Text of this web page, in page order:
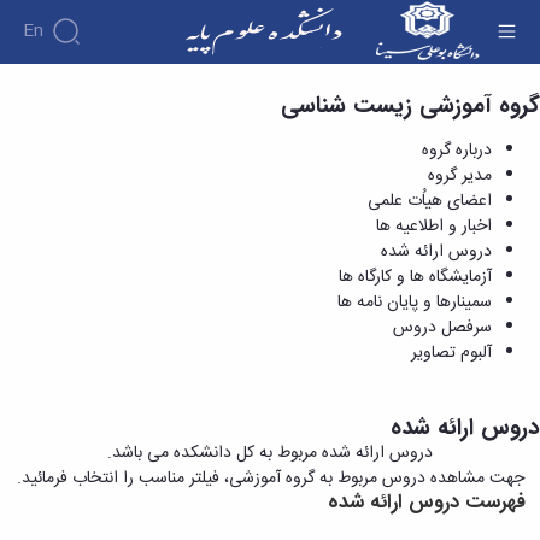
En
دانشکده
درباره
دانشکده
تاریخچه
ریاست
دانشکده
رؤسای
پیشین
آلبوم
عکس
سازمان
دانشکده
معاونت
آموزشی
معاونت
آموزش
آموزش
تقویم
آموزشی
دروس
ارائه
شده
دوره
کارشناسی
فرم
و
آئین
نامه
ها
تحصیلات
پژوهش
پژوهش
اولویت
های
پژوهشی
فرم
های
پژوهشی
کارگاه ها
آزمایشگاه
ها
شناسی
زیست
اساتید
اساتید
دانشکده
اساتید
بازنشسته
کارکنان
آموزشی
گروه
های
آموزشی
آمار
زمین
شناسی
زیست
شناسی
دروس ارائه شده - دانشکده علوم پایه
گروه آموزشی زیست شناسی
درباره گروه
مدیر گروه
اعضای هیاُت علمی
اخبار و اطلاعیه ها
دروس ارائه شده
آزمایشگاه ها و کارگاه ها
سمینارها و پایان نامه ها
سرفصل دروس
آلبوم تصاویر
دروس ارائه شده
دروس ارائه شده مربوط به کل دانشکده می باشد.
جهت مشاهده دروس مربوط به گروه آموزشی، فیلتر مناسب را انتخاب فرمائید.
فهرست دروس ارائه شده